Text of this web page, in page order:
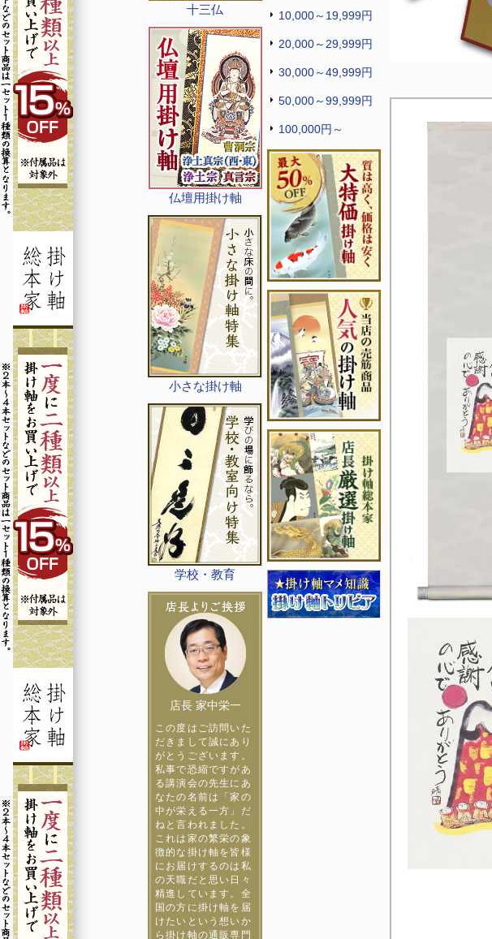
十三仏
仏壇用掛け軸
小さな掛け軸
学校・教育
店長 家中栄一
この度はご訪問いた
だきまして誠にあり
がとうございます。
私事で恐縮ですがあ
る講演会の先生にあ
なたの名前は「家の
中が栄える一方」だ
ねと言われました。
これは家の繁栄の象
徴的な掛け軸を皆様
にお届けするのは私
の天職だと思い日々
精進しています。全
国の方に掛け軸を届
けたいという想いか
ら掛け軸の通販専門
10,000～19,999円
20,000～29,999円
30,000～49,999円
50,000～99,999円
100,000円～